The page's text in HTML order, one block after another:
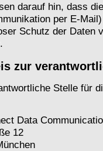
darauf hin, dass
per E-
Schutz der Daten
zur
Stelle für
Data
12